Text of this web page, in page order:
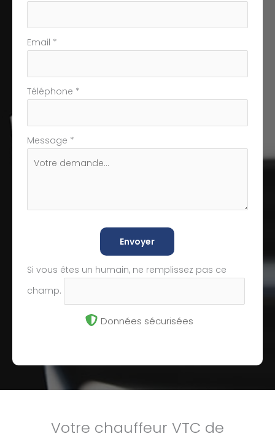
Email *
Téléphone *
Message *
Envoyer
Si vous êtes un humain, ne remplissez pas ce
champ.
Données sécurisées
Votre chauffeur VTC de